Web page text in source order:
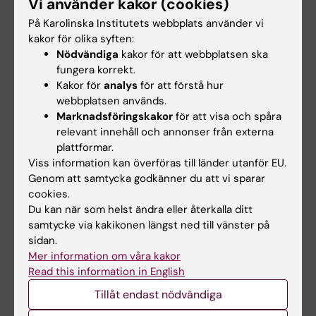
Zhong, Abdellah Tebani, Christian Pou, Jaromir
Mikes, Tadepally Lakshmikanth, Björn
Forsström, Fredrik Edfors, Jacob Odeberg,
Adil Mardinoglu, Cheng Zhang, Kalle von
Feilitzen, Jan Mulder, Evelina Sjöstedt,
Andreas Hober, Per Oksvold, Martin Zwahlen,
Fredrik Ponten, Cecilia Lindskog, Åsa
Sivertsson, Linn Fagerberg, Petter Brodin.
Science, online 20 december 2019.
Links
Läs mer på KTH:s webbplats: Blodatlas hjälper
forskare bekämpa sjukdomar
Vi använder kakor (cookies)
På Karolinska Institutets webbplats använder vi
kakor för olika syften:
Nödvändiga kakor för att webbplatsen ska
fungera korrekt.
Kakor för analys för att förstå hur
webbplatsen används.
Marknadsföringskakor för att visa och spåra
relevant innehåll och annonser från externa
plattformar.
Viss information kan överföras till länder utanför EU.
Genom att samtycka godkänner du att vi sparar
cookies.
Du kan när som helst ändra eller återkalla ditt
samtycke via kakikonen längst ned till vänster på
sidan.
Mer information om våra kakor
Read this information in English
Tillåt endast nödvändiga